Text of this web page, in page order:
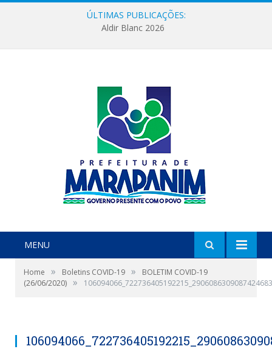
ÚLTIMAS PUBLICAÇÕES:
Aldir Blanc 2026
MENU
Home » Boletins COVID-19 »
BOLETIM COVID-19
(26/06/2020) »